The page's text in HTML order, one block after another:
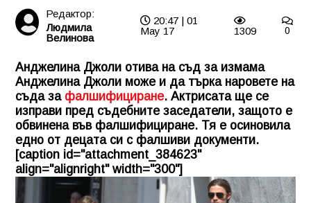
Редактор:
Людмила
Велинова
20:47 | 01
May 17
1309 0
Анджелина Джоли отива на съд за измама
Анджелина Джоли може и да търка наровете на
съда за фалшифициране. Актрисата ще се
изправи пред съдебните заседатели, защото е
обвинена във фалшифициране. Тя е осиновила
едно от децата си с фалшиви документи.
[caption id="attachment_384623"
align="alignright" width="300"]